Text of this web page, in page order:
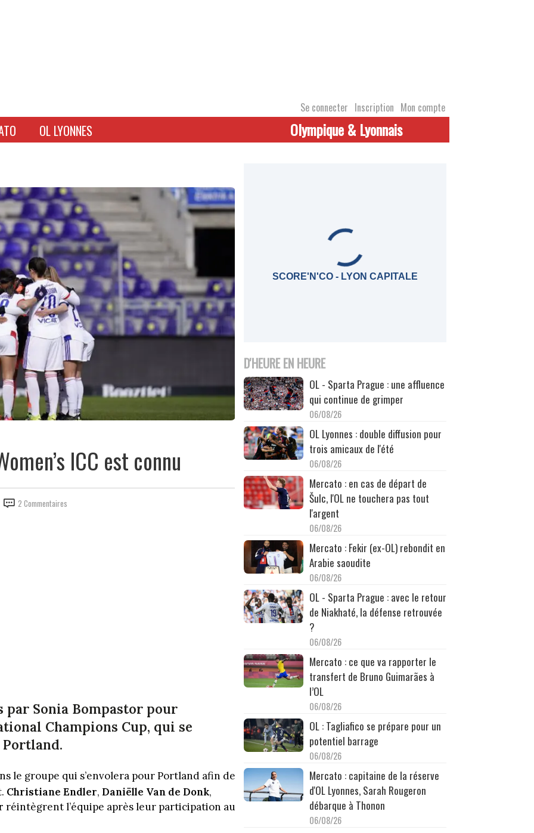
Se connecter Inscription Mon compte
OL LYONNES Olympique & Lyonnais
ICC est connu
2 Commentaires
par Sonia Bompastor pour
Champions Cup, qui se
Portland.
le groupe qui s’envolera pour Portland afin de
Christiane Endler, Daniëlle Van de Donk,
réintègrent l’équipe après leur participation au
SCORE'N'CO - LYON CAPITALE
D'HEURE EN HEURE
OL - Sparta Prague : une affluence
qui continue de grimper
06/08/26
OL Lyonnes : double diffusion pour
trois amicaux de l'été
06/08/26
Mercato : en cas de départ de
Šulc, l'OL ne touchera pas tout
l'argent
06/08/26
Mercato : Fekir (ex-OL) rebondit en
Arabie saoudite
06/08/26
OL - Sparta Prague : avec le retour
de Niakhaté, la défense retrouvée
?
06/08/26
Mercato : ce que va rapporter le
transfert de Bruno Guimarães à
l’OL
06/08/26
OL : Tagliafico se prépare pour un
potentiel barrage
06/08/26
Mercato : capitaine de la réserve
d'OL Lyonnes, Sarah Rougeron
débarque à Thonon
06/08/26